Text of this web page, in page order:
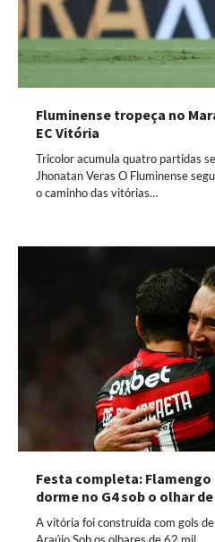
Fluminense tropeça no
EC Vitória
Tricolor acumula quatro partidas
Jhonatan Veras O Fluminense
o caminho das vitórias…
Festa completa: Flamengo
dorme no G4 sob o olhar
A vitória foi construída com gols